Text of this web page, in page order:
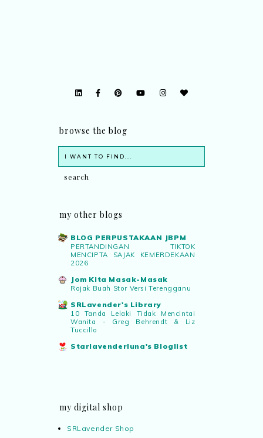
browse the blog
my other blogs
BLOG PERPUSTAKAAN JBPM
PERTANDINGAN TIKTOK
MENCIPTA SAJAK KEMERDEKAAN
2026
Jom Kita Masak-Masak
Rojak Buah Stor Versi Terengganu
SRLavender's Library
10 Tanda Lelaki Tidak Mencintai
Wanita - Greg Behrendt & Liz
Tuccillo
Starlavenderluna's Bloglist
my digital shop
SRLavender Shop